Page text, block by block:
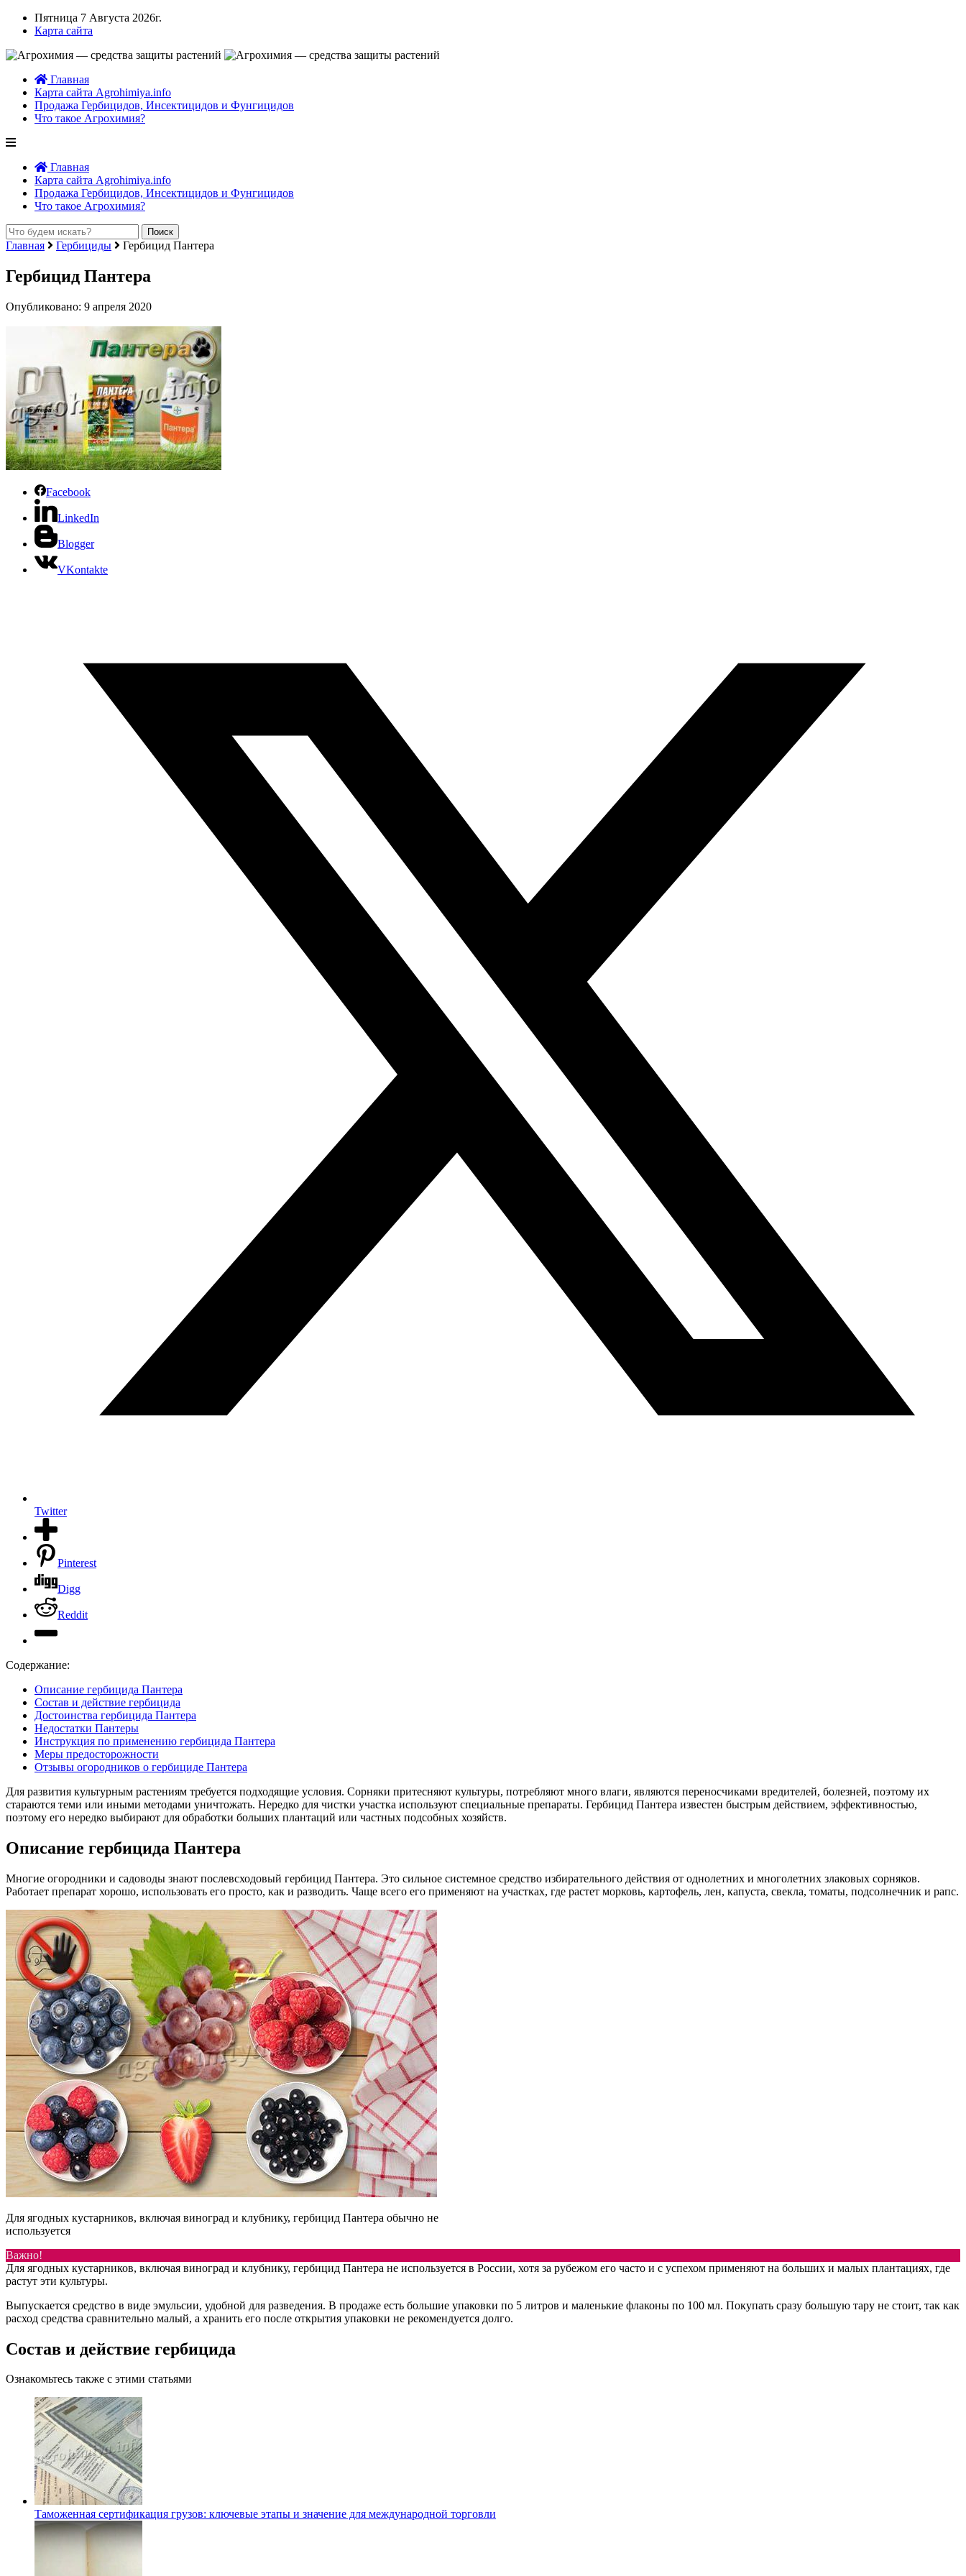
Пятница 7 Августа 2026г.
Карта сайта
Главная
Карта сайта Agrohimiya.info
Продажа Гербицидов, Инсектицидов и Фунгицидов
Что такое Агрохимия?
Главная
Карта сайта Agrohimiya.info
Продажа Гербицидов, Инсектицидов и Фунгицидов
Что такое Агрохимия?
Главная Гербициды Гербицид Пантера
Гербицид Пантера
Опубликовано: 9 апреля 2020
Facebook
LinkedIn
Blogger
VKontakte
Twitter
Pinterest
Digg
Reddit
Содержание:
Описание гербицида Пантера
Состав и действие гербицида
Достоинства гербицида Пантера
Недостатки Пантеры
Инструкция по применению гербицида Пантера
Меры предосторожности
Отзывы огородников о гербициде Пантера
Для развития культурным растениям требуется подходящие условия. Сорняки притесняют культуры, потребляют много влаги, являются переносчиками вредителей, болезней, поэтому их
стараются теми или иными методами уничтожать. Нередко для чистки участка используют специальные препараты. Гербицид Пантера известен быстрым действием, эффективностью,
поэтому его нередко выбирают для обработки больших плантаций или частных подсобных хозяйств.
Описание гербицида Пантера
Многие огородники и садоводы знают послевсходовый гербицид Пантера. Это сильное системное средство избирательного действия от однолетних и многолетних злаковых сорняков.
Работает препарат хорошо, использовать его просто, как и разводить. Чаще всего его применяют на участках, где растет морковь, картофель, лен, капуста, свекла, томаты, подсолнечник и рапс.
Для ягодных кустарников, включая виноград и клубнику, гербицид Пантера обычно не
используется
Важно!
Для ягодных кустарников, включая виноград и клубнику, гербицид Пантера не используется в России, хотя за рубежом его часто и с успехом применяют на больших и малых плантациях, где
растут эти культуры.
Выпускается средство в виде эмульсии, удобной для разведения. В продаже есть большие упаковки по 5 литров и маленькие флаконы по 100 мл. Покупать сразу большую тару не стоит, так как
расход средства сравнительно малый, а хранить его после открытия упаковки не рекомендуется долго.
Состав и действие гербицида
Ознакомьтесь также с этими статьями
Таможенная сертификация грузов: ключевые этапы и значение для международной торговли